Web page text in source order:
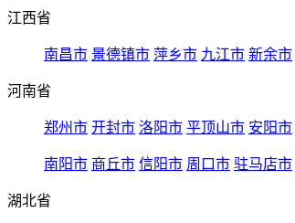
江西省
南昌市 景德镇市 萍乡市 九江市 新余市
河南省
郑州市 开封市 洛阳市 平顶山市 安阳市
南阳市 商丘市 信阳市 周口市 驻马店市
湖北省